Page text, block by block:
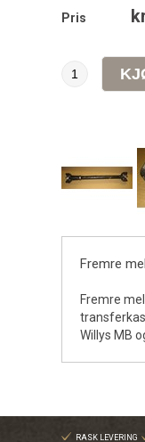
Pris
Fremre
Fremre
Willys MB
RASK LEVERING